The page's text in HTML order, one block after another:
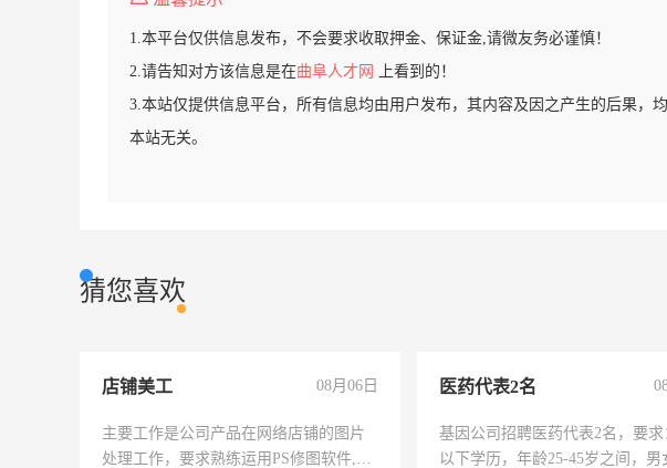
1.本平台仅供信息发布，不会要求收取押金、保证金,请微友务必谨慎！
2.请告知对方该信息是在曲阜人才网
上看到的！
3.本站仅提供信息平台，所有信息均由用户发布，其内容及因之产生的后果，
本站无关。
猜您喜欢
店铺美工 08月06日
主要工作是公司产品在网络店铺的图片
处理工作，要求熟练运用PS修图软件,工
医药代表2名
基因公司招聘医药代表2名，要求
以下学历，年龄25-45岁之间，男